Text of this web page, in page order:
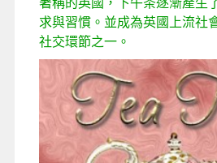
求與習慣。並成為英國上流社
社交環節之一。